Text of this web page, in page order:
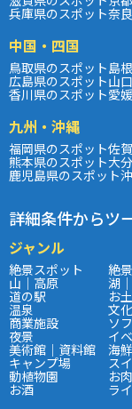
兵庫県のスポット奈
中国・四国
鳥取県のスポット島
広島県のスポット山
香川県のスポット愛
九州・沖縄
福岡県のスポット佐
熊本県のスポット大
鹿児島県のスポット
詳細条件からツ
ジャンル
絶景スポット 絶
山｜高原 湖
道の駅 お
温泉 文
商業施設 ソ
夜景 イ
美術館｜資料館 海鮮
キャンプ場 ス
動植物園 お肉
お酒 ラ